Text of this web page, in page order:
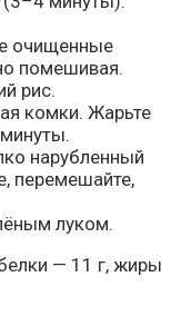
очищенные
помешивая.
рис.
комки. Жарьте
нарубленный
перемешайте,
луком.
— 11 г, жиры